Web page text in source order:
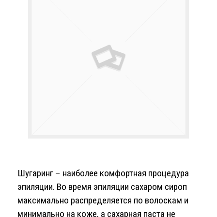
Шугаринг – наиболее комфортная процедура
эпиляции. Во время эпиляции сахаром сироп
максимально распределяется по волоскам и
минимально на коже, а сахарная паста не